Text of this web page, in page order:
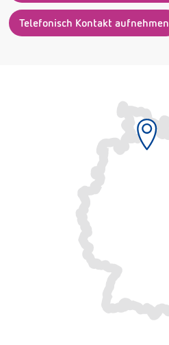
Telefonisch Kontakt aufnehmen